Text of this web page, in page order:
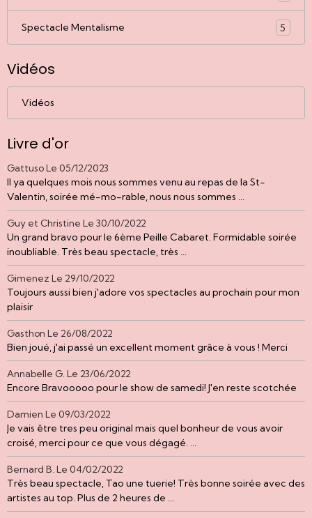
Spectacle Mentalisme 5
Vidéos
Vidéos
Livre d'or
GattusoLe 05/12/2023
Il ya quelques mois nous sommes venu au repas de la St-
Valentin, soirée mé-mo-rable, nous nous sommes ...
Guy et Christine Le 30/10/2022
Un grand bravo pour le 6ème Peille Cabaret. Formidable soirée
inoubliable. Très beau spectacle, très ...
Gimenez Le 29/10/2022
Toujours aussi bien j'adore vos spectacles au prochain pour mon
plaisir
Gasthon Le 26/08/2022
Bien joué, j'ai passé un excellent moment grâce à vous ! Merci
Annabelle G. Le 23/06/2022
Encore Bravooooo pour le show de samedi! J'en reste scotchée
Damien Le 09/03/2022
Je vais être tres peu original mais quel bonheur de vous avoir
croisé, merci pour ce que vous dégagé. ...
Bernard B. Le 04/02/2022
Très beau spectacle, Tao une tuerie! Très bonne soirée avec des
artistes au top. Plus de 2 heures de ...